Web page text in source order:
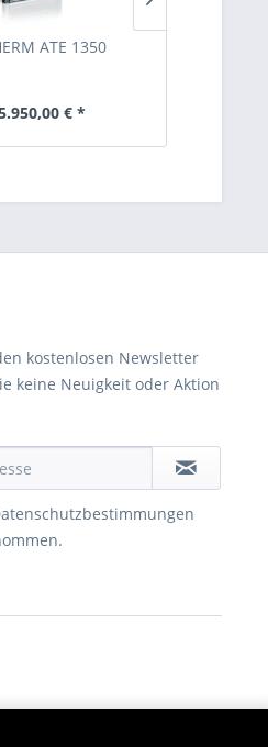
ATE 1350
€ *
kostenlosen Newsletter
keine Neuigkeit oder Aktion